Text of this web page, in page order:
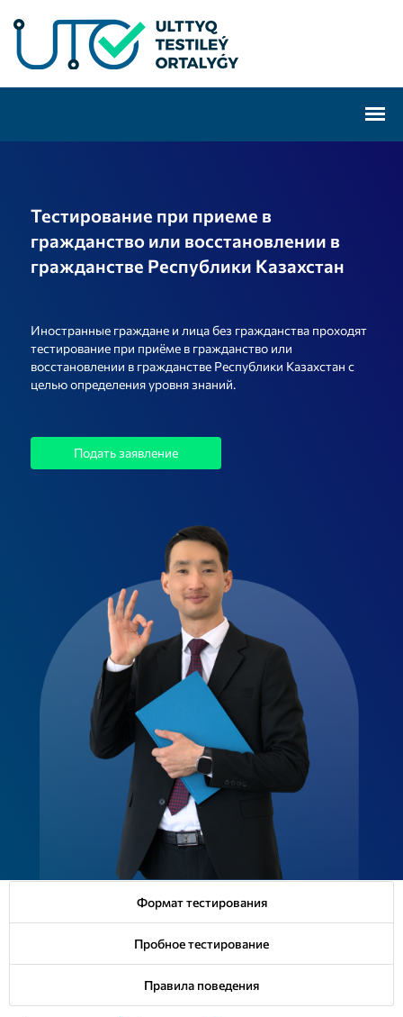
Тестирование при приеме в
гражданство или восстановлении в
гражданстве Республики Казахстан
Иностранные граждане и лица без гражданства проходят
тестирование при приёме в гражданство или
восстановлении в гражданстве Республики Казахстан с
целью определения уровня знаний.
Подать заявление
Формат тестирования
Пробное тестирование
Правила поведения